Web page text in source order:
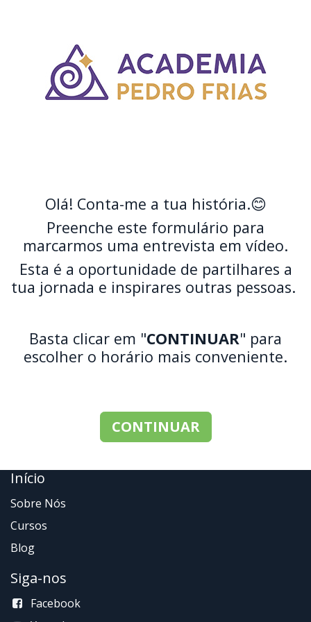
Olá! Conta-me a tua história.😊
Preenche este formulário para
marcarmos uma entrevista em vídeo.
Esta é a oportunidade de partilhares a
tua jornada e inspirares outras pessoas.
Basta clicar em "CONTINUAR" para
escolher o horário mais conveniente.
CONTIN​UAR
Início
Sobre Nós
Cursos
Blog
Siga-nos
Facebook